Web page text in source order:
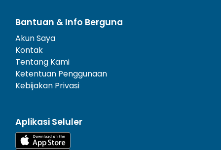
Bantuan & Info Berguna
Akun Saya
Kontak
Tentang Kami
Ketentuan Penggunaan
Kebijakan Privasi
Aplikasi Seluler